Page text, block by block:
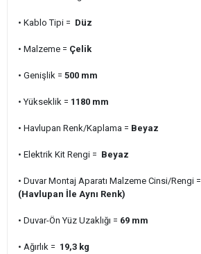
• Kablo Tipi = Düz
• Malzeme = Çelik
• Genişlik = 500 mm
• Yükseklik = 1180 mm
• Havlupan Renk/Kaplama = Beyaz
• Elektrik Kit Rengi = Beyaz
• Duvar Montaj Aparatı Malzeme Cinsi/Rengi =
(Havlupan İle Aynı Renk)
• Duvar-Ön Yüz Uzaklığı = 69 mm
• Ağırlık = 19,3 kg